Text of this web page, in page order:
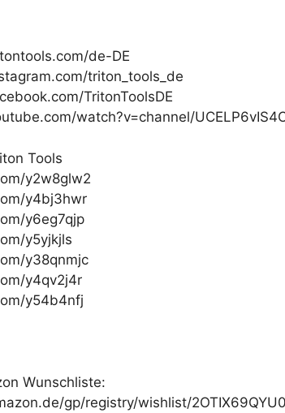
de-DE
triton_tools_de
TritonToolsDE
watch?v=channel/
Tools
y2w8glw2
y4bj3hwr
y6eg7qjp
y5yjkjls
y38qnmjc
y4qv2j4r
y54b4nfj
Wunschliste:
gp/registry/wishlist/